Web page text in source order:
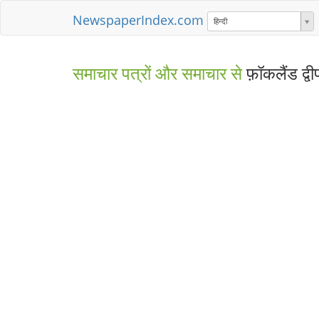
NewspaperIndex.com हिन्दी
समाचार पत्रों और समाचार सेफ़ॉकलैंड